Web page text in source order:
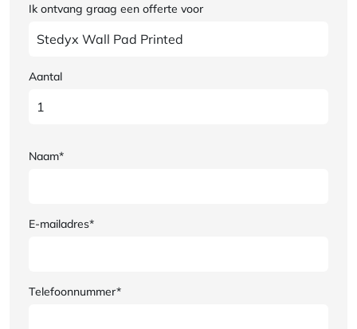
Ik ontvang graag een offerte voor
Aantal
Naam*
E-mailadres*
Telefoonnummer*